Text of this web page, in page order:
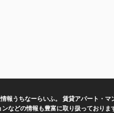
報うちなーらいふ。 賃貸アパート・
などの情報も豊富に取り扱っており